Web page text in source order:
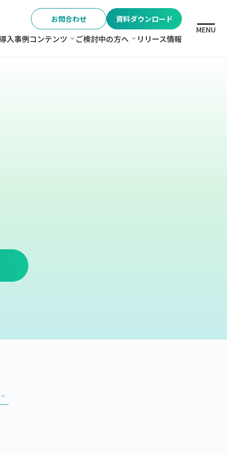
お問合わせ 資料ダウンロード
入事例コンテンツ コンテンツ
ご検討中の方へ ご検討中の方へ
リリース情報
MENU